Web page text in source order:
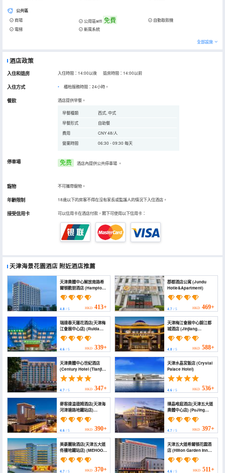
公共區
商場 公用區wifi 免費
自動取款機
電梯
新風系統
全部設施
酒店政策
入住和退房 入住時間：14:00以後 退房時間：14:00以前
入住方式 櫃枱服務時間：24小時。
餐飲 酒店提供早餐。
早餐種類
西式, 中式
早餐形式
自助餐
費用
CNY 48/人
營業時間
06:30 - 09:30 每天
停車場 免费 酒店內提供公共停車場 。
寵物 不可攜帶寵物。
年齡限制 18歲以下的房客不得在沒有家長或監護人的情況下入住酒店。
接受信用卡 可以信用卡在酒店付款，閣下可使用以下信用卡：
天津海景花園酒店 附近酒店推薦
天津奧體中心解放南路希
爾頓歡朋酒店 (Hampton
by Hilton Tianjin
Olympic Sports Center)
4.8 / 5 HKD 413+
郡都酒店公寓 (Jundu
Hotle&Apartment)
4.7/ 5 HKD 469+
瑞達春天蓮花酒店(天津梅
江會展中心店) (Ruida
Spring Lotus Hotel
(Tianjin Meijiang
National Convention
and Exhibition Center))
4.6 / 5 HKD 339+
天津梅江會展中心錦江都
城酒店 (Jinjiang
Metropolo Tianjin
Meijiang Convention
and Exhibition Center
Hotel)
4.8/ 5 HKD 588+
天津奧體中心世紀酒店
(Century Hotel (Tianjin
Olympic Sports
Center))
4.7 / 5 HKD 347+
天津水晶宮飯店 (Crystal
Palace Hotel)
4.6/ 5 HKD 536+
麥客達温德姆酒店(天津海
河津塘路地鐵站店)
(Microtel by Wyndham
Tianjin Hedong)
4.6 / 5 HKD 390+
璞晶唯庭酒店(天津五大道
奧體中心店) (PuJing
WeiTing Hotel)
4.7/ 5 HKD 397+
美豪麗致酒店(天津五大道
佟樓地鐵站店) (MEHOOD
LESTIE Hotel ( (Tianjin
Wudadao Tonglou
Subway Station
4.7 / 5 HKD 370+
天津五大道希爾頓花園酒
店 (Hilton Garden Inn
Tianjin Five Great
Avenues)
4.6/ 5 HKD 511+